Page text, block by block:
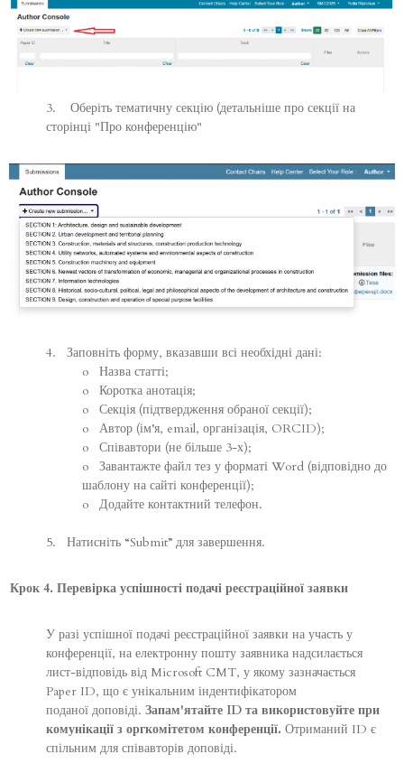
3. Оберіть тематичну секцію (детальніше про секції на
сторінці "Про конференцію"
4. Заповніть форму, вказавши всі необхідні дані:
o Назва статті;
o Коротка анотація;
o Секція (підтвердження обраної секції);
o Автор (ім’я, email, організація, ORCID);
o Співавтори (не більше 3-х);
o Завантажте файл тез у форматі Word (відповідно до
шаблону на сайті конференції);
o Додайте контактний телефон.
5. Натисніть “Submit” для завершення.
Крок 4. Перевірка успішності подачі реєстраційної заявки
У разі успішної подачі реєстраційної заявки на участь у
конференції, на електронну пошту заявника надсилається
лист-відповідь від Microsoft CMT, у якому зазначається
Paper ID, що є унікальним індентифікатором
поданої доповіді. Запам'ятайте ID та використовуйте при
комунікації з оргкомітетом конференції. Отриманий ID є
спільним для співавторів доповіді.